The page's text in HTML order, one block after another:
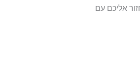
אליכם עם